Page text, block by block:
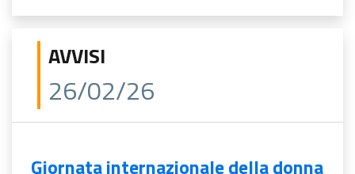
AVVISI
26/02/26
Giornata internazionale della donna